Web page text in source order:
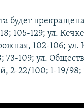
будет
105-129; ул.
102-106;
109; ул.
2-22/100; 1-19/98;